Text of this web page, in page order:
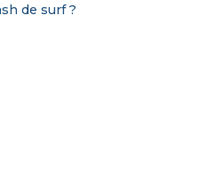
de surf ?